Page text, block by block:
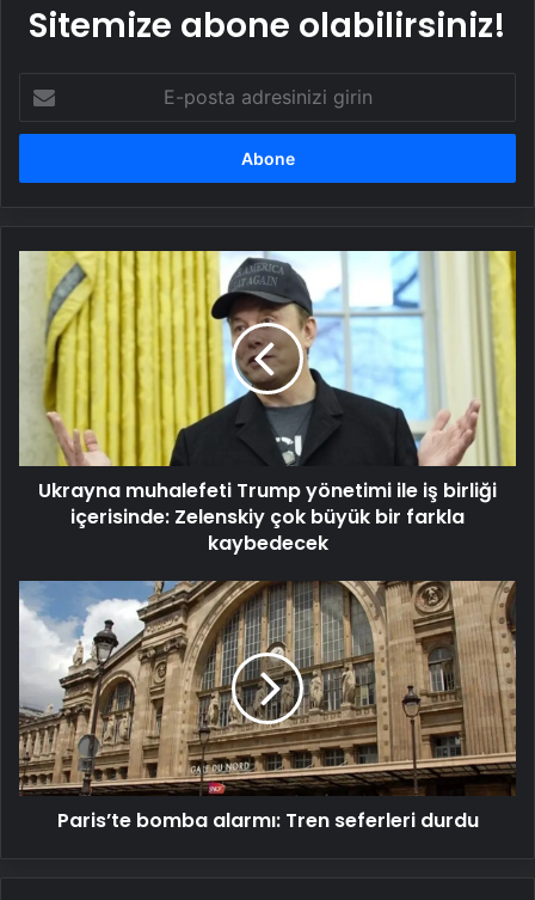
Sitemize abone olabilirsiniz!
posta
adresinizi
Ukrayna
muhalefeti
Trump
yönetimi
birliği
içerisinde:
Zelenskiy
çok
kaybedecek
Ukrayna muhalefeti Trump yönetimi ile iş birliği
içerisinde: Zelenskiy çok büyük bir farkla
kaybedecek
Paris’te
bomba
alarmı:
seferleri
durdu
Paris’te bomba alarmı: Tren seferleri durdu